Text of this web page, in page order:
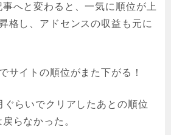
へと変わると、一気に順位が上
格し、アドセンスの収益も元に
サイトの順位がまた下がる！
ぐらいでクリアしたあとの順位
らなかった。